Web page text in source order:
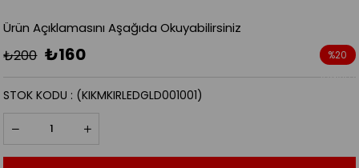
Ürün Açıklamasını Aşağıda Okuyabilirsiniz
₺200 ₺160 %20
İndirim
(KIKMKIRLEDGLD001001)
STOK KODU